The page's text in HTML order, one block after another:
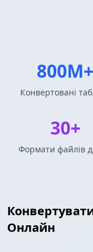
Онлайн
800M+
Конвертовані
30+
Формати файлів